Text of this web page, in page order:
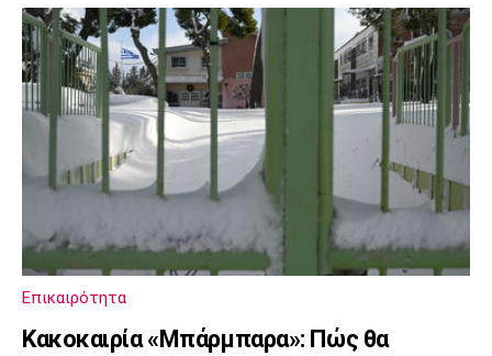
Επικαιρότητα
Κακοκαιρία «Μπάρμπαρα»: Πώς θα